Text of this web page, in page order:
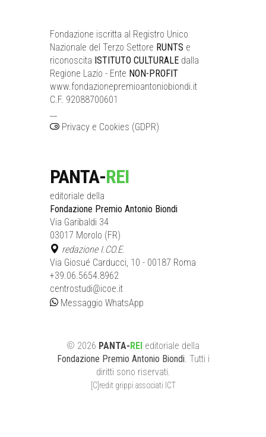
Fondazione iscritta al Registro Unico
Nazionale del Terzo Settore RUNTS e
riconoscita ISTITUTO CULTURALE dalla
Regione Lazio - Ente NON-PROFIT
www.fondazionepremioantoniobiondi.it
C.F. 92088700601
Privacy e Cookies (GDPR)
PANTA-REI
editoriale della
Fondazione Premio Antonio Biondi
Via Garibaldi 34
03017 Morolo (FR)
redazione I.CO.E.
Via Giosué Carducci, 10 - 00187 Roma
+39.06.5654.8962
centrostudi@icoe.it
Messaggio WhatsApp
© 2026 PANTA-REI editoriale della
Fondazione Premio Antonio Biondi . Tutti i
diritti sono riservati.
[C]redit grippi associati ICT